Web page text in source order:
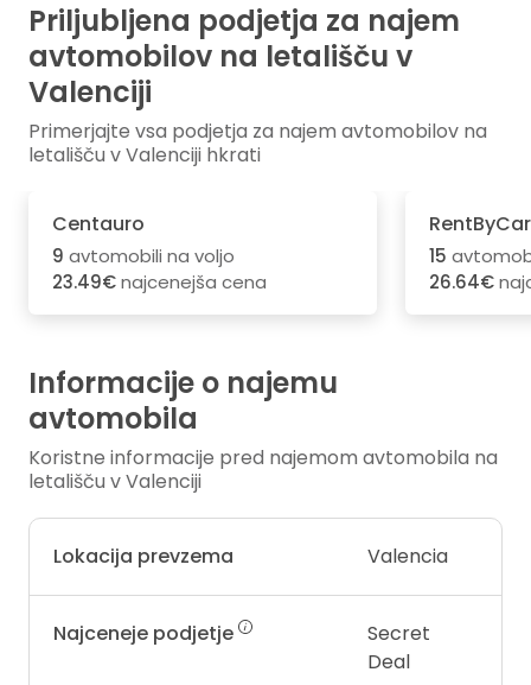
Priljubljena podjetja za najem
avtomobilov na letališču v
Valenciji
Primerjajte vsa podjetja za najem avtomobilov na
letališču v Valenciji hkrati
Centauro
9 avtomobili na voljo
23.49€najcenejša cena
RentByCar
15
26.64€
Informacije o najemu
avtomobila
Koristne informacije pred najemom avtomobila na
letališču v Valenciji
Lokacija prevzema Valencia
Najceneje podjetje
Secret
Deal